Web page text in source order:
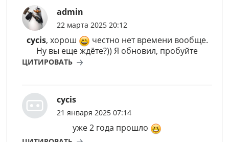
admin
22 марта 2025 20:12
cycis, хорош
честно нет времени вообще.
Ну вы еще ждёте?)) Я обновил, пробуйте
ЦИТИРОВАТЬ
cycis
21 января 2025 07:14
уже 2 года прошло